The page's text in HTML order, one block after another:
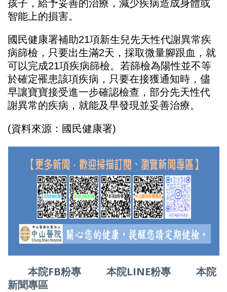
孩子，給予妥善的治療，減少疾病造成身體或
智能上的損害。
國民健康署補助21項新生兒先天性代謝異常疾
病篩檢，只要出生滿2天，採取微量腳跟血，就
可以完成21項疾病篩檢。若篩檢為陽性並不等
於確定罹患該項疾病，只要在接獲通知時，儘
早讓寶寶接受進一步確認檢查，部分先天性代
謝異常的疾病，就能及早發現並妥善治療。
(資料來源：國民健康署)
本院FB粉專 本院LINE粉專
本院
新聞專區